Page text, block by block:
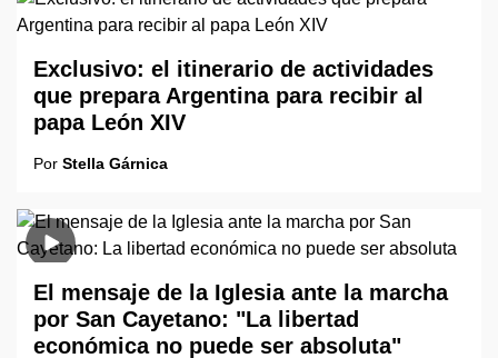
Exclusivo: el itinerario de actividades
que prepara Argentina para recibir al
papa León XIV
Por Stella Gárnica
El mensaje de la Iglesia ante la marcha
por San Cayetano: "La libertad
económica no puede ser absoluta"